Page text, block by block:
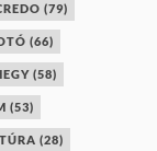
(79)
(66)
(58)
(53)
(28)